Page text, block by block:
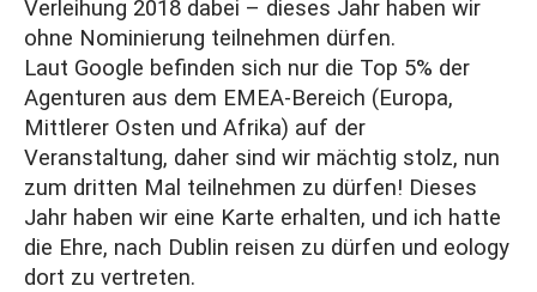
Verleihung 2018 dabei – dieses Jahr haben wir
ohne Nominierung teilnehmen dürfen.
Laut Google befinden sich nur die Top 5% der
Agenturen aus dem EMEA-Bereich (Europa,
Mittlerer Osten und Afrika) auf der
Veranstaltung, daher sind wir mächtig stolz, nun
zum dritten Mal teilnehmen zu dürfen! Dieses
Jahr haben wir eine Karte erhalten, und ich hatte
die Ehre, nach Dublin reisen zu dürfen und eology
dort zu vertreten.